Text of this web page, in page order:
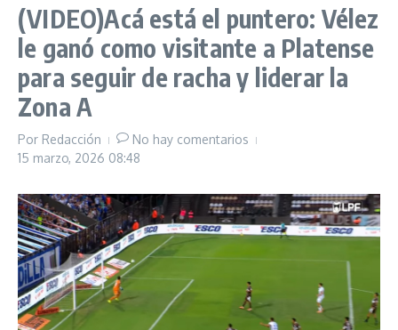
(VIDEO)Acá está el puntero: Vélez
le ganó como visitante a Platense
para seguir de racha y liderar la
Zona A
Por Redacción
No hay comentarios
15 marzo, 2026 08:48